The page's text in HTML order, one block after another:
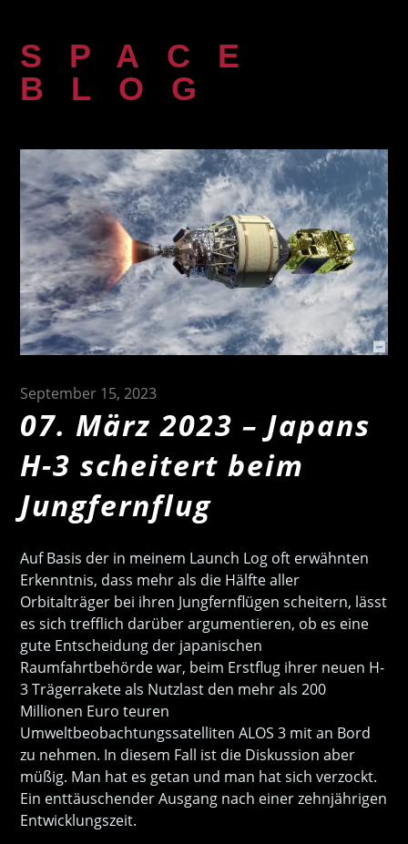
springen
SPACE
BLOG
September 15, 2023
07. März 2023 – Japans
H-3 scheitert beim
Jungfernflug
Auf Basis der in meinem Launch Log oft erwähnten
Erkenntnis, dass mehr als die Hälfte aller
Orbitalträger bei ihren Jungfernflügen scheitern, lässt
es sich trefflich darüber argumentieren, ob es eine
gute Entscheidung der japanischen
Raumfahrtbehörde war, beim Erstflug ihrer neuen H-
3 Trägerrakete als Nutzlast den mehr als 200
Millionen Euro teuren
Umweltbeobachtungssatelliten ALOS 3 mit an Bord
zu nehmen. In diesem Fall ist die Diskussion aber
müßig. Man hat es getan und man hat sich verzockt.
Ein enttäuschender Ausgang nach einer zehnjährigen
Entwicklungszeit.